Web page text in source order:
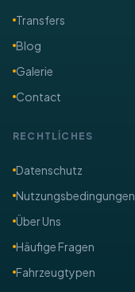
Transfers
Blog
Galerie
Contact
RECHTLİCHES
​Datenschutz
Nutzungsbedingungen
Über Uns
​Häufige Fragen
Fahrzeugtypen